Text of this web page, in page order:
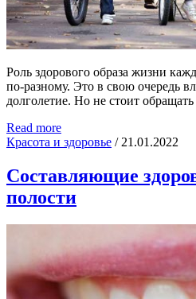
Роль здорового образа жизни
по-разному. Это в свою очередь
долголетие. Но не стоит
Read more
Красота и здоровье / 21.01.2022
Составляющие
полости